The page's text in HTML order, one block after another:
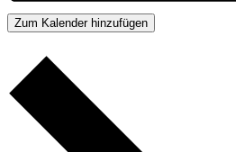
Zum Kalender hinzufügen